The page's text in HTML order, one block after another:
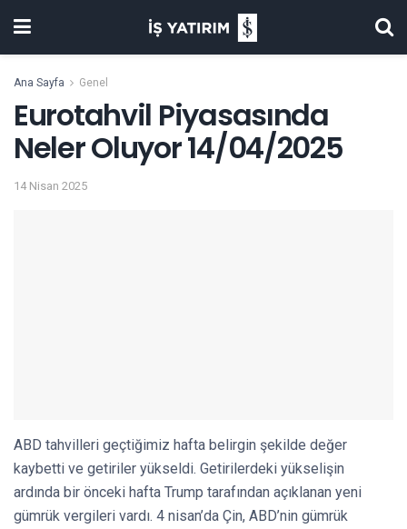
Ana Sayfa Genel
Eurotahvil Piyasasında
Neler Oluyor 14/04/2025
14 Nisan 2025
ABD tahvilleri geçtiğimiz hafta belirgin şekilde değer
kaybetti ve getiriler yükseldi. Getirilerdeki yükselişin
ardında bir önceki hafta Trump tarafından açıklanan yeni
gümrük vergileri vardı. 4 nisan’da Çin, ABD’nin gümrük